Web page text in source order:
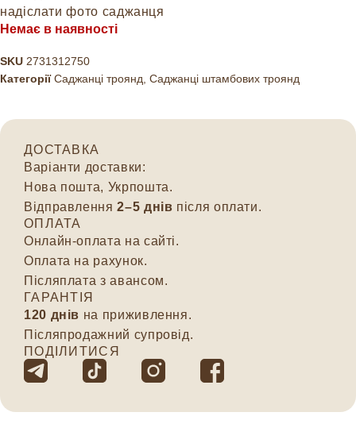
надіслати фото саджанця
Немає в наявності
SKU 2731312750
Категорії Саджанці троянд, Саджанці штамбових троянд
ДОСТАВКА
Варіанти доставки:
Нова пошта, Укрпошта.
Відправлення2–5 днів після оплати.
ОПЛАТА
Онлайн-оплата на сайті.
Оплата на рахунок.
Післяплата з авансом.
ГАРАНТІЯ
120 днів на приживлення.
Післяпродажний супровід.
ПОДІЛИТИСЯ